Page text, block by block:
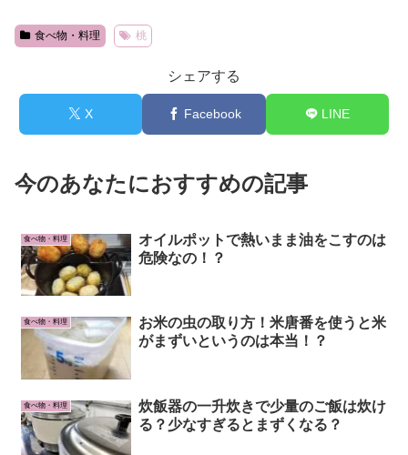
食べ物・料理 桃
シェアする
X Facebook LINE
今のあなたにおすすめの記事
食べ物・料理
オイルポットで熱いまま油をこすのは
危険なの！？
食べ物・料理
お米の虫の取り方！米唐番を使うと米
がまずいというのは本当！？
食べ物・料理
炊飯器の一升炊きで少量のご飯は炊け
る？少なすぎるとまずくなる？